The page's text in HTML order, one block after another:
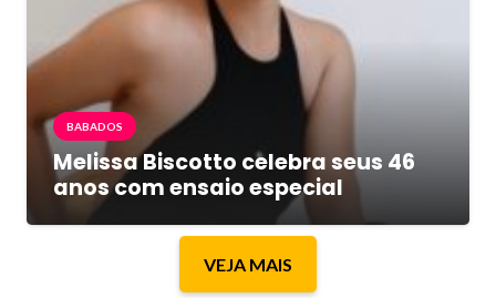
BABADOS
Melissa Biscotto celebra seus 46
anos com ensaio especial
VEJA MAIS